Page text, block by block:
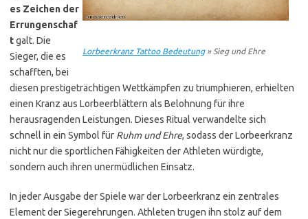
Lorbeerkranz Tattoo Bedeutung» Sieg und Ehre
es Zeichen der
Errungenschaf
tgalt. Die
Sieger, die es
schafften, bei
diesen prestigeträchtigen Wettkämpfen zu triumphieren, erhielten
einen Kranz aus Lorbeerblättern als Belohnung für ihre
herausragenden Leistungen. Dieses Ritual verwandelte sich
schnell in ein Symbol für Ruhm und Ehre, sodass der Lorbeerkranz
nicht nur die sportlichen Fähigkeiten der Athleten würdigte,
sondern auch ihren unermüdlichen Einsatz.
In jeder Ausgabe der Spiele war der Lorbeerkranz ein zentrales
Element der Siegerehrungen. Athleten trugen ihn stolz auf dem